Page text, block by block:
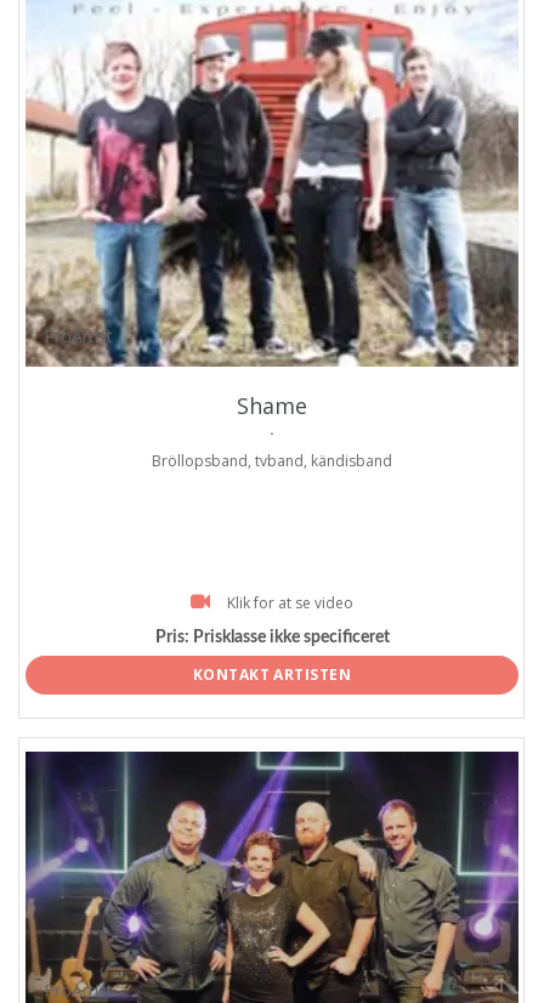
ProArtist
Shame
.
Bröllopsband, tvband, kändisband
Klik for at se video
Pris: Prisklasse ikke specificeret
KONTAKT ARTISTEN
ProArtist